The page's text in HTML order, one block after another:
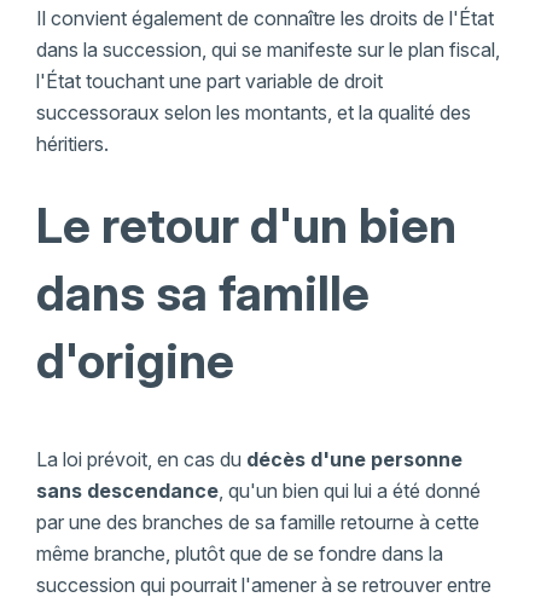
Il convient également de connaître les droits de l'État
dans la succession, qui se manifeste sur le plan fiscal,
l'État touchant une part variable de droit
successoraux selon les montants, et la qualité des
héritiers.
Le retour d'un bien
dans sa famille
d'origine
La loi prévoit, en cas du décès d'une personne
sans descendance, qu'un bien qui lui a été donné
par une des branches de sa famille retourne à cette
même branche, plutôt que de se fondre dans la
succession qui pourrait l'amener à se retrouver entre